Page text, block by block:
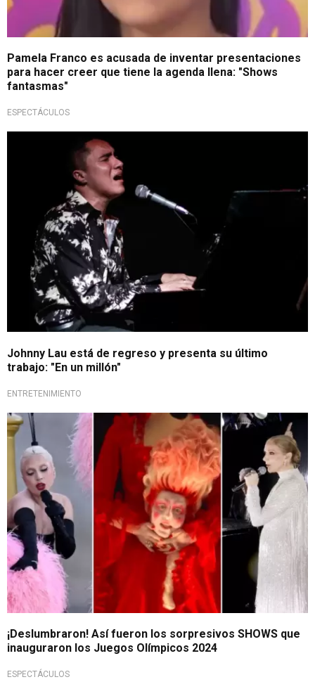
Pamela Franco es acusada de inventar presentaciones
para hacer creer que tiene la agenda llena: "Shows
fantasmas"
ESPECTÁCULOS
4 shows con récord de asistencias
Johnny Lau está de regreso y presenta su último
trabajo: "En un millón"
ENTRETENIMIENTO
Grandes presentaciones
¡Deslumbraron! Así fueron los sorpresivos SHOWS que
inauguraron los Juegos Olímpicos 2024
ESPECTÁCULOS